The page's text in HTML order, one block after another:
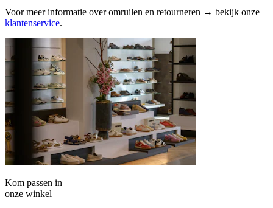
Voor meer informatie over omruilen en retourneren → bekijk onze
klantenservice.
Kom passen in
onze winkel